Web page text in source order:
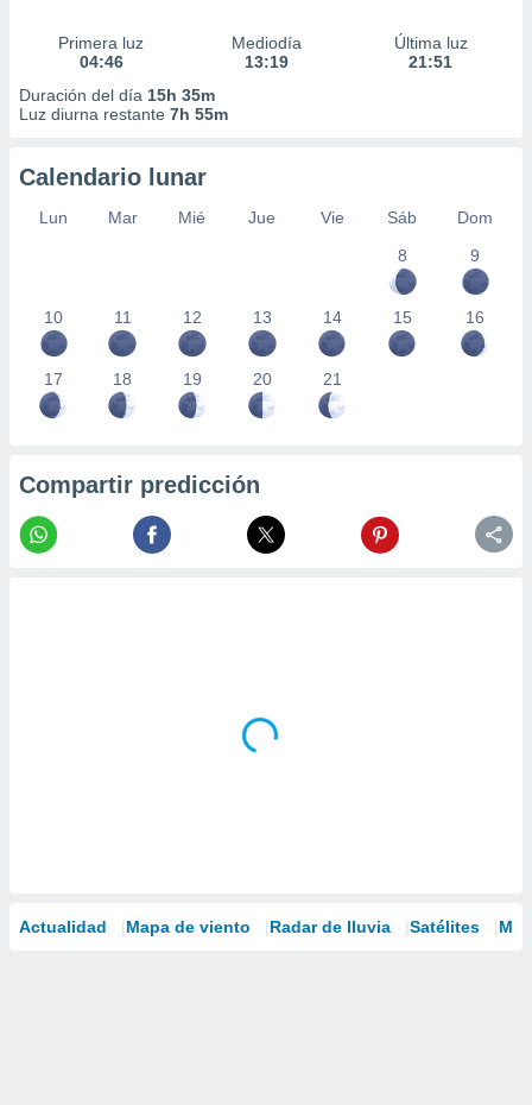
Primera luz
04:46
Mediodía
13:19
Última luz
21:51
Duración del día 15h 35m
Luz diurna restante 7h 55m
Calendario lunar
Lun Mar Mié Jue Vie Sáb
Dom
8
9
10 11 12 13 14 15 16
17 18 19 20 21
Compartir predicción
Actualidad Mapa de viento Radar de lluvia Satélites